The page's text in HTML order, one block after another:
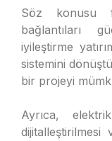
Söz konusu
bağlantıları
iyileştirme
sistemini
bir projeyi
Ayrıca,